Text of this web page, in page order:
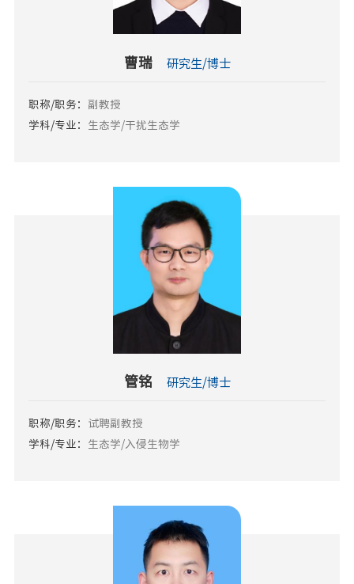
曹瑞 研究生/博士
职称/职务： 副教授
学科/专业： 生态学/干扰生态学
管铭 研究生/博士
职称/职务： 试聘副教授
学科/专业： 生态学/入侵生物学